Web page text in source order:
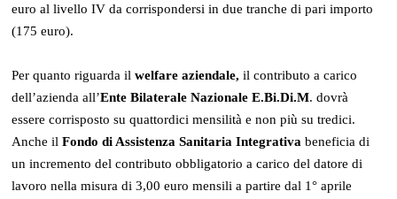
euro al livello IV da corrispondersi in due tranche di pari importo
(175 euro).
Per quanto riguarda ilwelfare aziendale, il contributo a carico
dell’azienda all’Ente Bilaterale Nazionale E.Bi.Di.M. dovrà
essere corrisposto su quattordici mensilità e non più su tredici.
Anche ilFondo di Assistenza Sanitaria Integrativa beneficia di
un incremento del contributo obbligatorio a carico del datore di
lavoro nella misura di 3,00 euro mensili a partire dal 1° aprile